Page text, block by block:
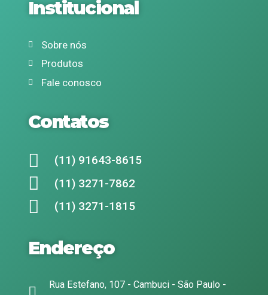
Institucional
Sobre nós
Produtos
Fale conosco
Contatos
(11) 91643-8615
(11) 3271-7862
(11) 3271-1815
Endereço
Rua Estefano, 107 - Cambuci - São Paulo -